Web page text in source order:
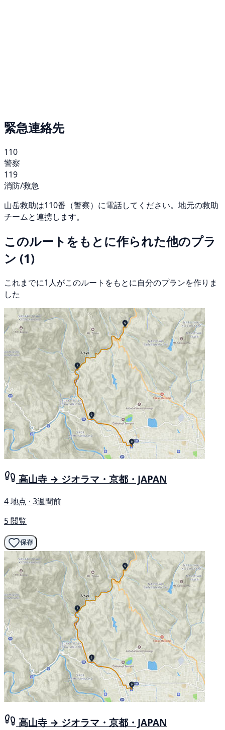
緊急連絡先
110
警察
119
消防/救急
山岳救助は110番（警察）に電話してください。地元の救助
チームと連携します。
このルートをもとに作られた他のプラ
ン (1)
これまでに1人がこのルートをもとに自分のプランを作りま
した
高山寺 → ジオラマ・京都・JAPAN
4 地点 · 3週間前
5 閲覧
保存
高山寺 → ジオラマ・京都・JAPAN